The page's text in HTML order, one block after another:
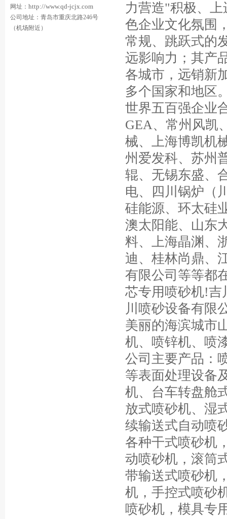
网址： http://www.qd-jcjx.com
公司地址：青岛市重庆北路246号
（机场附近）
力营造"积极、
色企业文化氛围
常规、跳跃式的
远影响力；其产
各城市，远销新
多个国家和地区
世界五百强企业
GEA、常州风凯
械、上海博凯机
州爱发科、苏州
辊、无锡东盛、
电、四川锅炉（
硅能源、环太硅
澳太阳能、山东
料、上海晶渊、
迪、桂林尚鼎、
有限公司等等都
芯专用喷砂机!吉
川喷砂设备有限
美丽的海滨城市
机、喷锌机、喷
公司主要产品：
等表面处理设备
机、台车转盘舱
放式喷砂机、湿
续输送式自动喷
各种干式喷砂机
动喷砂机，滚筒
带输送式喷砂机
机，手控式喷砂
喷砂机，模具专